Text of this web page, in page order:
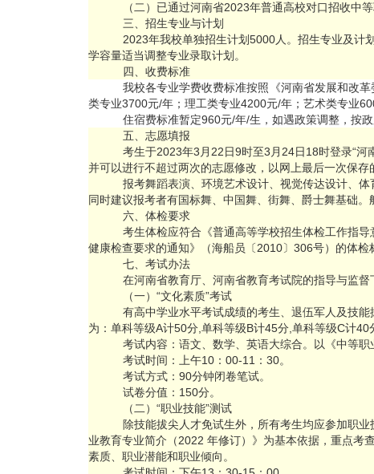
（二）已通过河南省2023年普通高校对口招收中
三、招生专业与计划
2023年我校单独招生计划5000人。招生专业及计
学容量适当调整专业录取计划。
四、收费标准
我校各专业学费收费标准按照《河南省发展和改
类专业3700元/年；理工类专业4200元/年；艺术类专业
住宿费标准暂定960元/年/生，如遇政策调整，按政
五、志愿填报
考生于2023年3月22日9时至3月24日18时登录“
并可以进行不超过两次的志愿修改，以网上最后一次保
报考舞蹈表演、环境艺术设计、视觉传达设计、
同时建议报考者有国标舞、中国舞、街舞、爵士舞基础。
六、体检要求
考生体检应符合《普通高等学校招生体检工作指
健康检查要求的通知》（海船员〔2010〕306号）的体检
七、考试办法
在河南省教育厅、河南省教育考试院的指导与监督
（一）“文化素质”考试
有高中学业水平考试成绩的考生、退伍军人及技
为：单科等级A计50分,单科等级B计45分,单科等级C计40
考试内容：语文、数学、英语大综合。以《中等职
考试时间：上午10：00-11：30。
考试方式：90分钟闭卷笔试。
试卷分值：150分。
（二）“职业技能”测试
除技能拔尖人才免试生外，所有考生均应参加职
业教育专业简介（2022 年修订）》为基本依据，重点考
素质、职业潜能和职业倾向。